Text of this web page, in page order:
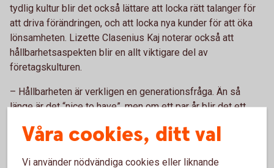
tydlig kultur blir det också lättare att locka rätt talanger för
att driva förändringen, och att locka nya kunder för att öka
lönsamheten. Lizette Clasenius Kaj noterar också att
hållbarhetsaspekten blir en allt viktigare del av
företagskulturen.
– Hållbarheten är verkligen en generationsfråga. Än så
länge är det “nice to have”, men om ett par år blir det ett
för att kunna attrahera arbetskraft och erbjuda en gångbar
Våra cookies, ditt val
Vi använder nödvändiga cookies eller liknande